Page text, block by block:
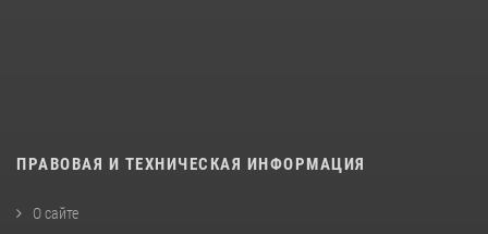
ПРАВОВАЯ И ТЕХНИЧЕСКАЯ ИНФОРМАЦИЯ
О сайте